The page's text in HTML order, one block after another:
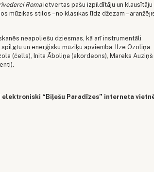
Romaietvertas pašu izpildītāju un klausītāju
mūzikas stilos – no klasikas līdz džezam –
neapoliešu dziesmas, kā arī instrumentāli
un enerģisku mūziķu apvienība: Ilze Ozoliņa
(čells), Inita Āboliņa (akordeons), Mareks Auziņš
“Biļešu Paradīzes” interneta